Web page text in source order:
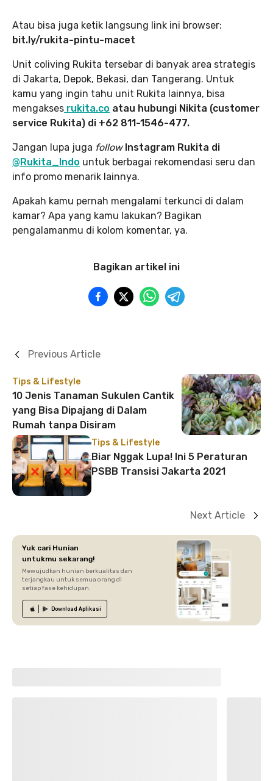
Atau bisa juga ketik langsung link ini browser:
bit.ly/rukita-pintu-macet
Unit coliving Rukita tersebar di banyak area strategis
di Jakarta, Depok, Bekasi, dan Tangerang. Untuk
kamu yang ingin tahu unit Rukita lainnya, bisa
mengakses rukita.co atau hubungi Nikita (customer
service Rukita) di +62 811-1546-477.
Jangan lupa juga follow Instagram Rukita di
@Rukita_Indo untuk berbagai rekomendasi seru dan
info promo menarik lainnya.
Apakah kamu pernah mengalami terkunci di dalam
kamar? Apa yang kamu lakukan? Bagikan
pengalamanmu di kolom komentar, ya.
Bagikan artikel ini
Tips & Lifestyle
10 Jenis Tanaman Sukulen Cantik
yang Bisa Dipajang di Dalam
Rumah tanpa Disiram
Previous Article
Tips & Lifestyle
Biar Nggak Lupa! Ini 5 Peraturan
PSBB Transisi Jakarta 2021
Next Article
Yuk cari Hunian
untukmu sekarang!
Mewujudkan hunian berkualitas dan
terjangkau untuk semua orang di
setiap fase kehidupan.
Download Aplikasi